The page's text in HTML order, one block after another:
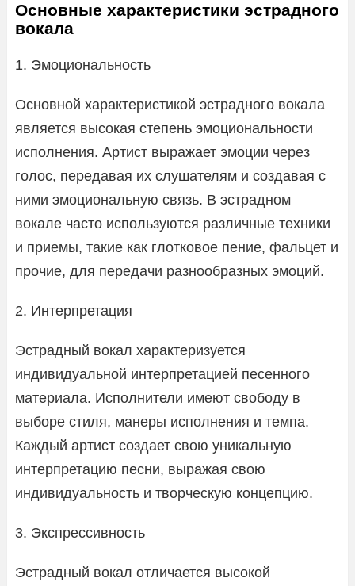
Основные характеристики эстрадного
вокала
1. Эмоциональность
Основной характеристикой эстрадного вокала
является высокая степень эмоциональности
исполнения. Артист выражает эмоции через
голос, передавая их слушателям и создавая с
ними эмоциональную связь. В эстрадном
вокале часто используются различные техники
и приемы, такие как глотковое пение, фальцет и
прочие, для передачи разнообразных эмоций.
2. Интерпретация
Эстрадный вокал характеризуется
индивидуальной интерпретацией песенного
материала. Исполнители имеют свободу в
выборе стиля, манеры исполнения и темпа.
Каждый артист создает свою уникальную
интерпретацию песни, выражая свою
индивидуальность и творческую концепцию.
3. Экспрессивность
Эстрадный вокал отличается высокой